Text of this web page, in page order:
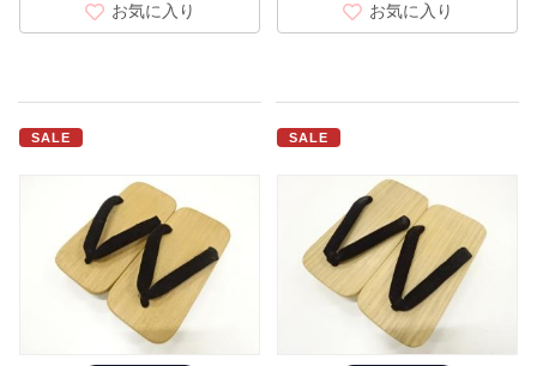
お気に入り お気に入り
SALE SALE